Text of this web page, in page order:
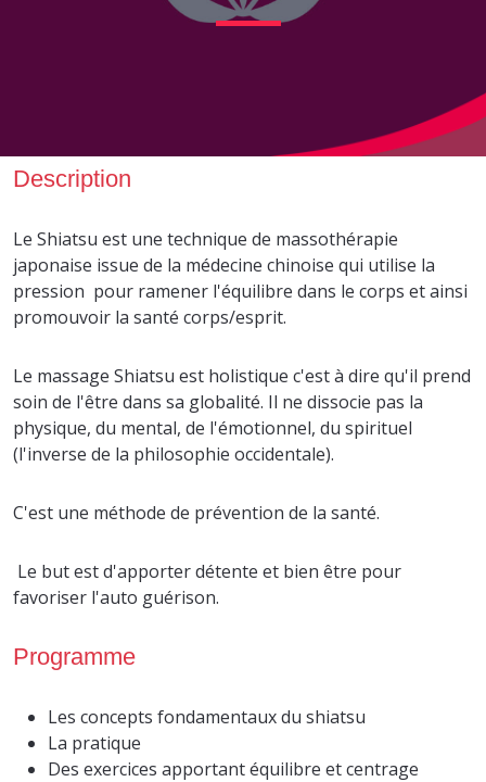
Description
Le Shiatsu est une technique de massothérapie
japonaise issue de la médecine chinoise qui utilise la
pression pour ramener l'équilibre dans le corps et ainsi
promouvoir la santé corps/esprit.
Le massage Shiatsu est holistique c'est à dire qu'il prend
soin de l'être dans sa globalité. Il ne dissocie pas la
physique, du mental, de l'émotionnel, du spirituel
(l'inverse de la philosophie occidentale).
C'est une méthode de prévention de la santé.
Le but est d'apporter détente et bien être pour
favoriser l'auto guérison.
Programme
Les concepts fondamentaux du shiatsu
La pratique
Des exercices apportant équilibre et centrage